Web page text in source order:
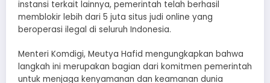
instansi terkait lainnya, pemerintah telah berhasil
memblokir lebih dari 5 juta situs judi online yang
beroperasi ilegal di seluruh Indonesia.
Menteri Komdigi, Meutya Hafid mengungkapkan bahwa
langkah ini merupakan bagian dari komitmen pemerintah
untuk menjaga kenyamanan dan keamanan dunia